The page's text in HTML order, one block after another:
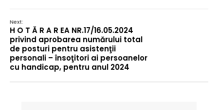
Next:
H O T Ă R A R EA NR.17/16.05.2024
privind aprobarea numărului total
de posturi pentru asistenţii
personali – însoţitori ai persoanelor
cu handicap, pentru anul 2024